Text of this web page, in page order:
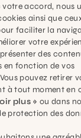
votre accord, nous
ainsi que
faciliter la
votre
des
en fonction de vos
pouvez retirer
à tout moment en
plus » ou dans
protection des